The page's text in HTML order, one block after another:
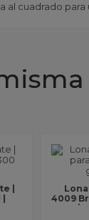
al cuadrado
toldo
| 400